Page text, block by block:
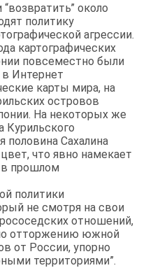
около
политику
агрессии.
картографических
повсеместно были
Интернет
карты мира, на
островов
На некоторых же
Курильского
половина Сахалина
что явно намекает
в прошлом
политики
не смотря на свои
отношений,
отторжению южной
от России, упорно
территориями”.